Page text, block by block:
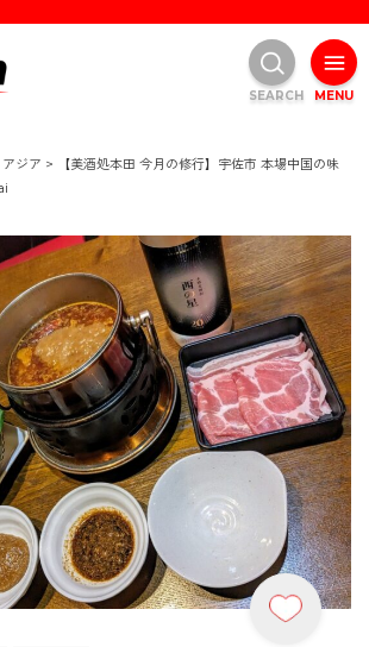
ジア >
【美酒処本田 今月の修行】宇佐市 本場中国の味
MENU
SEARCH